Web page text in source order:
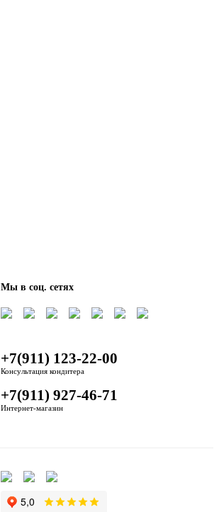
Мы в соц. сетях
+7(911) 123-22-00
Консультация кондитера
+7(911) 927-46-71
Интернет-магазин